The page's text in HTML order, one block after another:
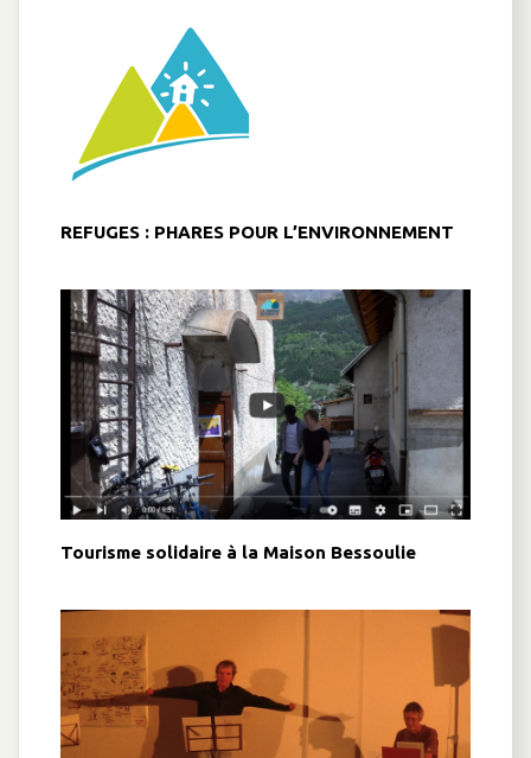
REFUGES : PHARES POUR L’ENVIRONNEMENT
Tourisme solidaire à la Maison Bessoulie